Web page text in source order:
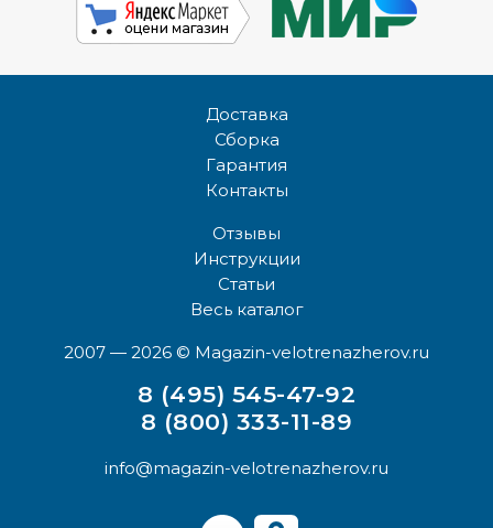
Доставка
Сборка
Гарантия
Контакты
Отзывы
Инструкции
Статьи
Весь каталог
2007 — 2026 © Magazin-velotrenazherov.ru
8 (495) 545-47-92
8 (800) 333-11-89
info@magazin-velotrenazherov.ru